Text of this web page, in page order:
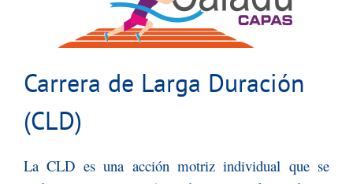
Carrera de Larga Duración
(CLD)
La CLD es una acción motriz individual que se